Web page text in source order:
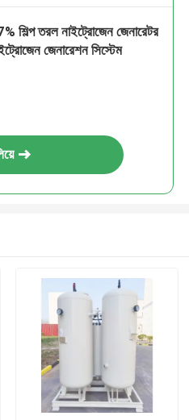
শিল্প তরল নাইট্রোজেন জেনারেটর
জেনারেশন সিস্টেম